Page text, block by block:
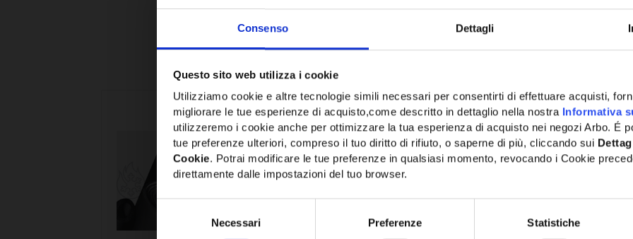
Consenso Dettagli
Questo sito web utilizza i cookie
Utilizziamo cookie e altre tecnologie simili necessari per consentirti di effettuare acquisti,
migliorare le tue esperienze di acquisto,come descritto in dettaglio nella nostra Informativa
utilizzeremo i cookie anche per ottimizzare la tua esperienza di acquisto nei negozi Arbo. É
tue preferenze ulteriori, compreso il tuo diritto di rifiuto, o saperne di più, cliccando sui
Cookie. Potrai modificare le tue preferenze in qualsiasi momento, revocando i Cookie
direttamente dalle impostazioni del tuo browser.
Necessari Preferenze Statistiche